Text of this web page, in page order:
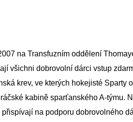
na Transfuzním oddělení
všichni dobrovolní dárci vstup
krev, ve kterých hokejisté Sparty
kabině sparťanského A-týmu.
na podporu dobrovolného